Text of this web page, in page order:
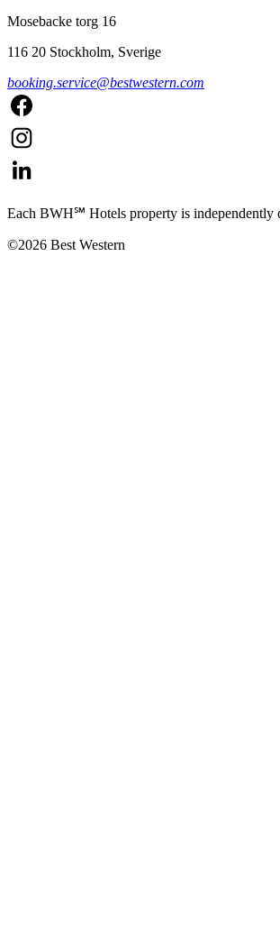
Mosebacke torg 16
116 20 Stockholm, Sverige
booking.service@bestwestern.com
Each BWH℠ Hotels property is independently
©2026 Best Western